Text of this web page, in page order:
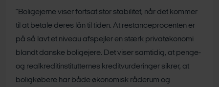
”Boligejerne viser fortsat stor stabilitet, når det kommer
til at betale deres lån til tiden. At restanceprocenten er
på så lavt et niveau afspejler en stærk privatøkonomi
blandt danske boligejere. Det viser samtidig, at penge-
og realkreditinstitutternes kreditvurderinger sikrer, at
boligkøbere har både økonomisk råderum og